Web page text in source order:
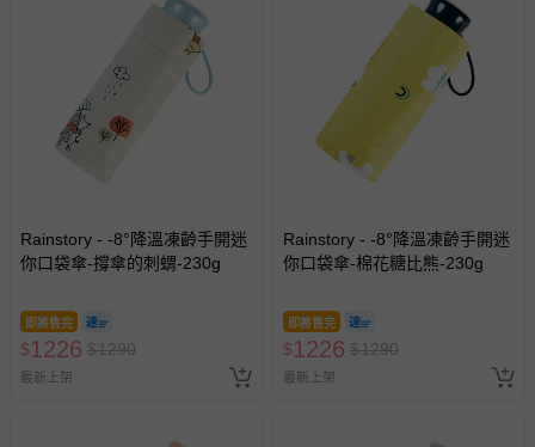
Rainstory - -8°降溫凍齡手開迷
你口袋傘-撐傘的刺蝟-230g
即將售完
$1226 $1290
最新上架
Rainstory - -8°降溫凍齡手開迷
你口袋傘-棉花糖比熊-230g
即將售完
$1226 $1290
最新上架